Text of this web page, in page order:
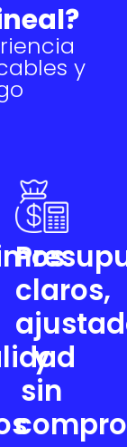
y
claros,
y
sin